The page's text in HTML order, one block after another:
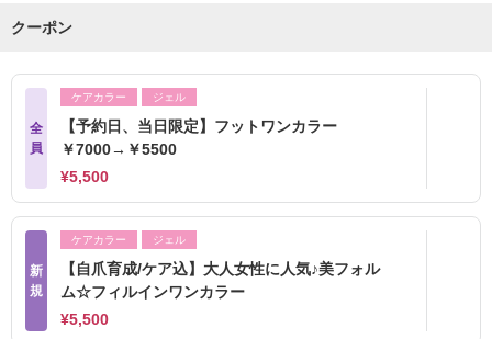
クーポン
全
員
ケアカラー ジェル
【予約日、当日限定】フットワンカラー
￥7000→￥5500
¥5,500
新
規
ケアカラー ジェル
【自爪育成/ケア込】大人女性に人気♪美フォル
ム☆フィルインワンカラー
¥5,500